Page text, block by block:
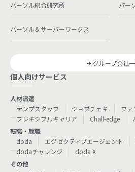
パーソル総合研究所 パー
パーソル＆サーバーワークス
グループ会社
個人向けサービス
人材派遣
テンプスタッフ
ジョブチェキ
ファ
フレキシブルキャリア
Chall-edge
転職・就職
doda
エグゼクティブエージェント
dodaチャレンジ
doda X
その他